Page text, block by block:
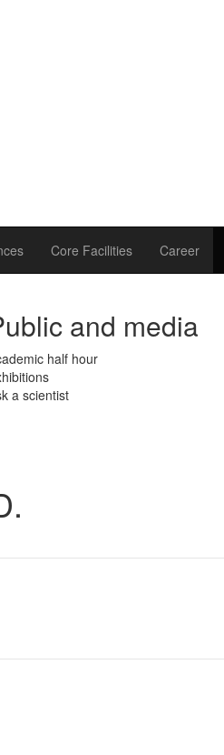
Core Facilities Career
and media
half hour
a scientist